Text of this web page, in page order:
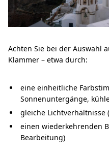
Achten Sie bei der Auswahl
Klammer – etwa durch:
eine einheitliche
Sonnenuntergänge,
gleiche Lichtverhältnisse
einen wiederkehrenden
Bearbeitung)